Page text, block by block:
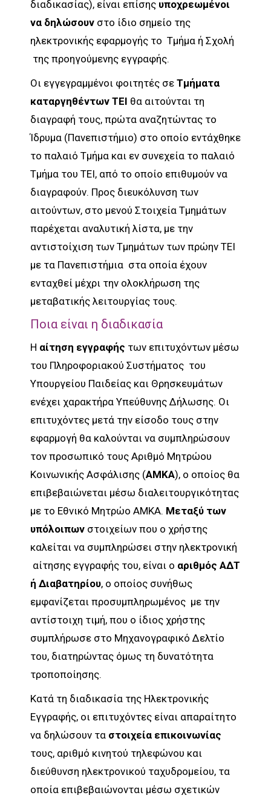
διαδικασίας), είναι επίσης υποχρεωμένοι
να δηλώσουν στο ίδιο σημείο της
ηλεκτρονικής εφαρμογής το Τμήμα ή Σχολή
της προηγούμενης εγγραφής.
Οι εγγεγραμμένοι φοιτητές σε Τμήματα
καταργηθέντων ΤΕΙ θα αιτούνται τη
διαγραφή τους, πρώτα αναζητώντας το
Ίδρυμα (Πανεπιστήμιο) στο οποίο εντάχθηκε
το παλαιό Τμήμα και εν συνεχεία το παλαιό
Τμήμα του ΤΕΙ, από το οποίο επιθυμούν να
διαγραφούν. Προς διευκόλυνση των
αιτούντων, στο μενού Στοιχεία Τμημάτων
παρέχεται αναλυτική λίστα, με την
αντιστοίχιση των Τμημάτων των πρώην ΤΕΙ
με τα Πανεπιστήμια στα οποία έχουν
ενταχθεί μέχρι την ολοκλήρωση της
μεταβατικής λειτουργίας τους.
Ποια είναι η διαδικασία
Η αίτηση εγγραφής των επιτυχόντων μέσω
του Πληροφοριακού Συστήματος του
Υπουργείου Παιδείας και Θρησκευμάτων
ενέχει χαρακτήρα Υπεύθυνης Δήλωσης. Οι
επιτυχόντες μετά την είσοδο τους στην
εφαρμογή θα καλούνται να συμπληρώσουν
τον προσωπικό τους Αριθμό Μητρώου
Κοινωνικής Ασφάλισης (ΑΜΚΑ), ο οποίος θα
επιβεβαιώνεται μέσω διαλειτουργικότητας
με το Εθνικό Μητρώο ΑΜΚΑ. Μεταξύ των
υπόλοιπων στοιχείων που ο χρήστης
καλείται να συμπληρώσει στην ηλεκτρονική
αίτησης εγγραφής του, είναι ο αριθμός ΑΔΤ
ή Διαβατηρίου, ο οποίος συνήθως
εμφανίζεται προσυμπληρωμένος με την
αντίστοιχη τιμή, που ο ίδιος χρήστης
συμπλήρωσε στο Μηχανογραφικό Δελτίο
του, διατηρώντας όμως τη δυνατότητα
τροποποίησης.
Κατά τη διαδικασία της Ηλεκτρονικής
Εγγραφής, οι επιτυχόντες είναι απαραίτητο
να δηλώσουν τα στοιχεία επικοινωνίας
τους, αριθμό κινητού τηλεφώνου και
διεύθυνση ηλεκτρονικού ταχυδρομείου, τα
οποία επιβεβαιώνονται μέσω σχετικών